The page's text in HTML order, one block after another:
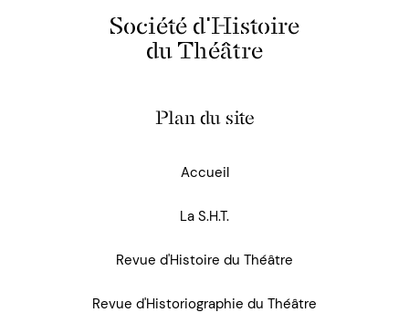
Société d'Histoire
du Théâtre
Plan du site
Accueil
La S.H.T.
Revue d'Histoire du Théâtre
Revue d'Historiographie du Théâtre